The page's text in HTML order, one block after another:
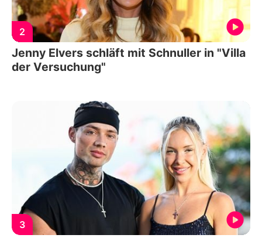
2
Jenny Elvers schläft mit Schnuller in "Villa
der Versuchung"
3